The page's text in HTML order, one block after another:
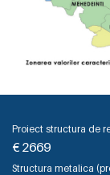
Proiect structura de
€ 2669
Structura metalica